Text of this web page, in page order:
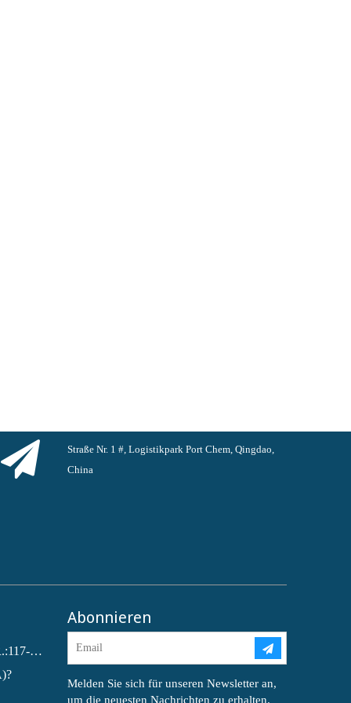
Straße Nr. 1 #, Logistikpark Port Chem, Qingdao,
China
Dioctylphthalat (DOP) CAS-NR.:117-81-7
Abonnieren
Melden Sie sich für unseren Newsletter an,
um die neuesten Nachrichten zu erhalten.